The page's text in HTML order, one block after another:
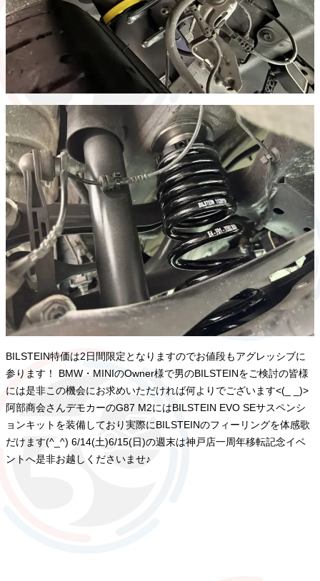
BILSTEIN特価は2日間限定となりますのでお値段もアグレッシブに
参ります！ BMW・MINIのOwner様で男のBILSTEINをご検討の皆様
には是非この機会にお求めいただければ何よりでございます<(_ _)>
阿部商会さんデモカーのG87 M2にはBILSTEIN EVO SEサスペンシ
ョンキットを装備しており実際にBILSTEINのフィーリングを体感歌
だけます(^_^) 6/14(土)6/15(日)の週末は神戸店一周年移転記念イベ
ントへ是非お越しくださいませ♪